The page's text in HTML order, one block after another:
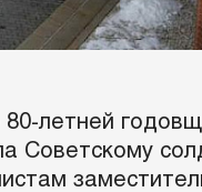
80-летней
Советскому